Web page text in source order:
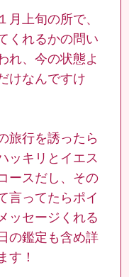
月上旬の所で、
くれるかの問い
れ、今の状態よ
けなんですけ
旅行を誘ったら
ッキリとイエス
ースだし、その
言ってたらポイ
ッセージくれる
の鑑定も含め詳
す！